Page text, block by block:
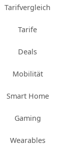
Tarifvergleich
Tarife
Deals
Mobilität
Smart Home
Gaming
Wearables